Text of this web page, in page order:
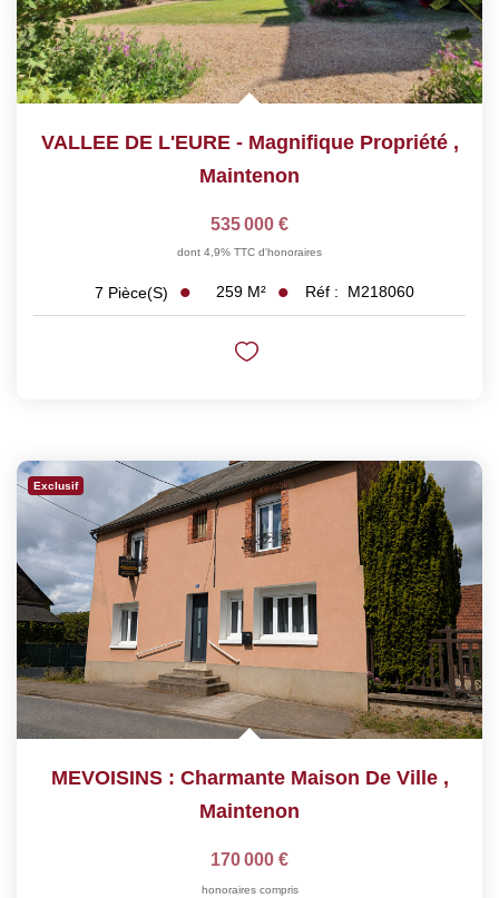
VALLEE DE L'EURE - Magnifique Propriété ,
Maintenon
535 000 €
dont 4,9% TTC d'honoraires
7 Pièce(s) 259 M² Réf : M218060
Exclusif
MEVOISINS : Charmante Maison De Ville ,
Maintenon
170 000 €
honoraires compris